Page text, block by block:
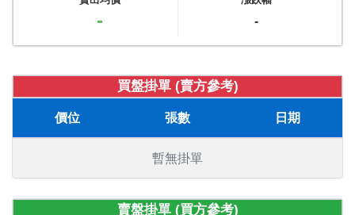
- -
買盤掛單 (賣方參考)
價位 張數 日期
暫無掛單
賣盤掛單 (買方參考)